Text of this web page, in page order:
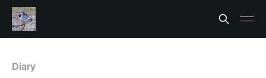
Diary